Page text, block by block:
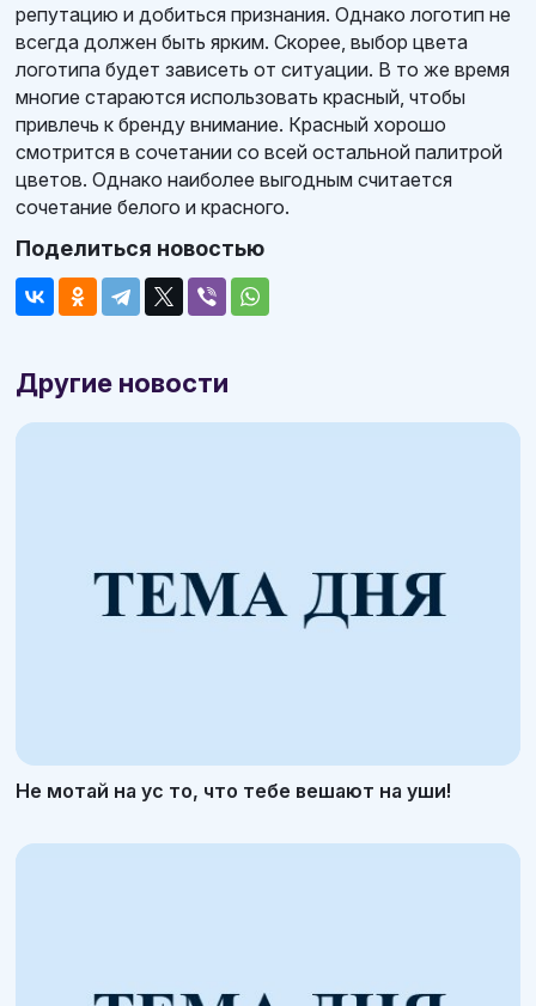
репутацию и добиться признания. Однако логотип не
всегда должен быть ярким. Скорее, выбор цвета
логотипа будет зависеть от ситуации. В то же время
многие стараются использовать красный, чтобы
привлечь к бренду внимание. Красный хорошо
смотрится в сочетании со всей остальной палитрой
цветов. Однако наиболее выгодным считается
сочетание белого и красного.
Поделиться новостью
Другие новости
Не мотай на ус то, что тебе вешают на уши!